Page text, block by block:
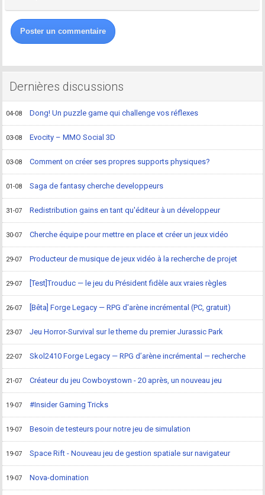
Poster un commentaire
Dernières discussions
04-08 Dong! Un puzzle game qui challenge vos réflexes
03-08 Evocity – MMO Social 3D
03-08 Comment on créer ses propres supports physiques?
01-08 Saga de fantasy cherche developpeurs
31-07 Redistribution gains en tant qu'éditeur à un développeur
30-07 Cherche équipe pour mettre en place et créer un jeux vidéo
29-07 Producteur de musique de jeux vidéo à la recherche de projet
29-07 [Test]Trouduc — le jeu du Président fidèle aux vraies règles
26-07 [Bêta] Forge Legacy — RPG d'arène incrémental (PC, gratuit)
23-07 Jeu Horror-Survival sur le theme du premier Jurassic Park
22-07 Skol2410 Forge Legacy — RPG d’arène incrémental — recherche
21-07 Créateur du jeu Cowboystown - 20 après, un nouveau jeu
19-07 #Insider Gaming Tricks
19-07 Besoin de testeurs pour notre jeu de simulation
19-07 Space Rift - Nouveau jeu de gestion spatiale sur navigateur
19-07 Nova-domination